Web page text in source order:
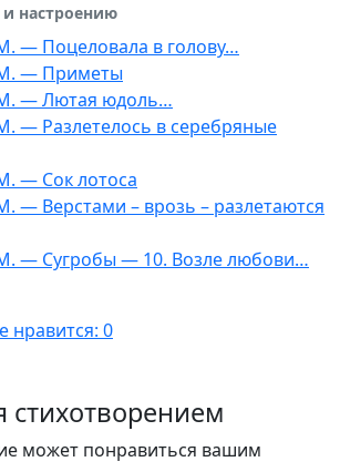
настроению
— Поцеловала в голову…
— Приметы
— Лютая юдоль…
— Разлетелось в серебряные
— Сок лотоса
— Верстами – врозь – разлетаются
— Сугробы — 10. Возле любови…
нравится: 0
стихотворением
может понравиться вашим